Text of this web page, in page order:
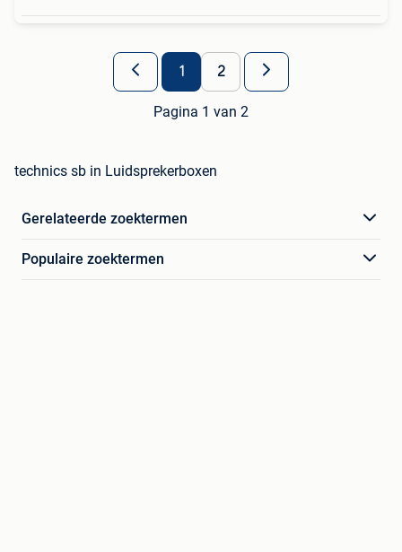
1 2
Pagina 1 van 2
technics sb in Luidsprekerboxen
Gerelateerde zoektermen
Populaire zoektermen